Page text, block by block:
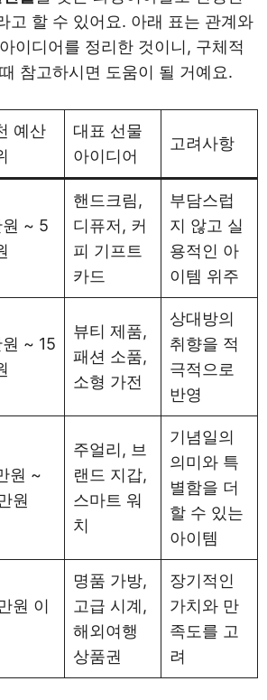
고 할 수 있어요. 아래 표는 관계와
이디어를 정리한 것이니, 구체적
참고하시면 도움이 될 거예요.
예산
대표 선물
아이디어
고려사항
~ 5
핸드크림,
디퓨저, 커
피 기프트
카드
부담스럽
지 않고 실
용적인 아
이템 위주
~ 15
뷰티 제품,
패션 소품,
소형 가전
상대방의
취향을 적
극적으로
반영
원 ~
원
주얼리, 브
랜드 지갑,
스마트 워
치
기념일의
의미와 특
별함을 더
할 수 있는
아이템
원 이
명품 가방,
고급 시계,
해외여행
상품권
장기적인
가치와 만
족도를 고
려